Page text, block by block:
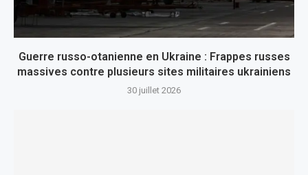
Guerre russo-otanienne en Ukraine : Frappes russes
massives contre plusieurs sites militaires ukrainiens
30 juillet 2026